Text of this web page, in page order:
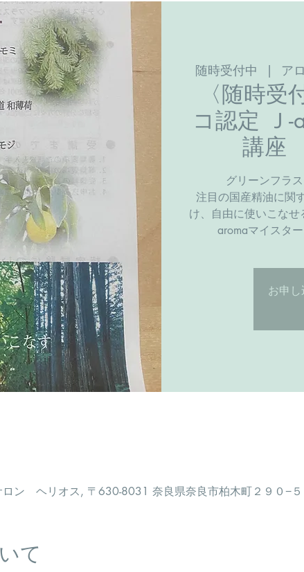
随時受付中
  |
ア
〈随時
コ認定 Ｊ
講座
グリーンフラ
注目の国産精油に関
け、自由に使いこな
aromaマイスタ
お申し
ロン ヘリオス, 〒630-8031 奈良県奈良市柏木町２９０−５
て